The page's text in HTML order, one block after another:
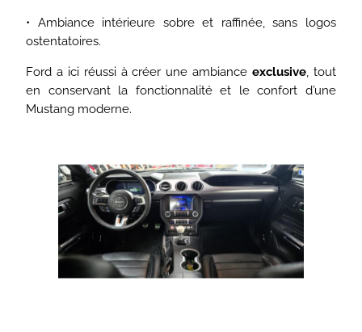
• Ambiance intérieure sobre et raffinée, sans logos
ostentatoires.
Ford a ici réussi à créer une ambianceexclusive , tout
en conservant la fonctionnalité et le confort d’une
Mustang moderne.